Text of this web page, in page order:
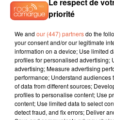
priorité
We and our (447) partnersdo the
your consent and/or our legitimate
information on a device; Use limited
profiles for personalised advertising;
advertising; Measure advertising
performance; Understand audiences
of data from different sources;
profiles to personalise content; Use
content; Use limited data to select
detect fraud, and fix errors; Deliver